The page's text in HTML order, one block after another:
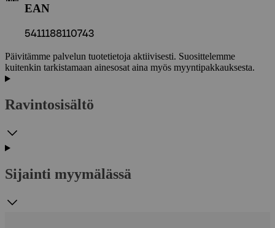
EAN
5411188110743
Päivitämme palvelun tuotetietoja aktiivisesti. Suosittelemme
kuitenkin tarkistamaan ainesosat aina myös myyntipakkauksesta.
Ravintosisältö
Sijainti myymälässä